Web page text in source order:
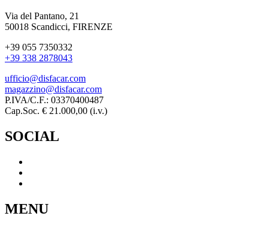
Via del Pantano, 21
50018 Scandicci, FIRENZE
+39 055 7350332
+39 338 2878043
ufficio@disfacar.com
magazzino@disfacar.com
P.IVA/C.F.: 03370400487
Cap.Soc. € 21.000,00 (i.v.)
SOCIAL
MENU